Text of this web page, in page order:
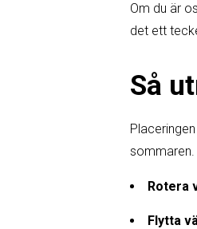
Om du är
det ett
Så
sommaren.
Rotera
Flytta